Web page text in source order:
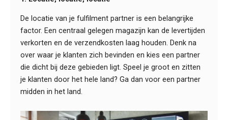
De locatie van je fulfilment partner is een belangrijke
factor. Een centraal gelegen magazijn kan de levertijden
verkorten en de verzendkosten laag houden. Denk na
over waar je klanten zich bevinden en kies een partner
die dicht bij deze gebieden ligt. Speel je groot en zitten
je klanten door het hele land? Ga dan voor een partner
midden in het land.